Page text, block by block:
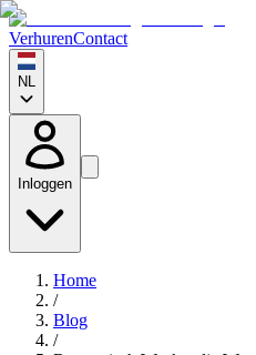
VerhurenContact
NL
Inloggen
Home
/
Blog
/